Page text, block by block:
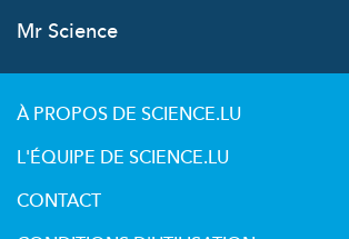
Mr Science
À PROPOS DE SCIENCE.LU
L'ÉQUIPE DE SCIENCE.LU
CONTACT